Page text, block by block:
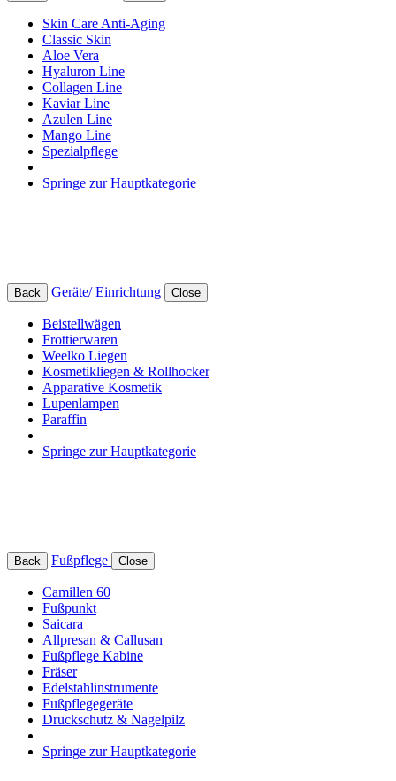
Skin Care Anti-Aging
Classic Skin
Aloe Vera
Hyaluron Line
Collagen Line
Kaviar Line
Azulen Line
Mango Line
Spezialpflege
Springe zur Hauptkategorie
Back Geräte/ Einrichtung Close
Beistellwägen
Frottierwaren
Weelko Liegen
Kosmetikliegen & Rollhocker
Apparative Kosmetik
Lupenlampen
Paraffin
Springe zur Hauptkategorie
Back Fußpflege Close
Camillen 60
Fußpunkt
Saicara
Allpresan & Callusan
Fußpflege Kabine
Fräser
Edelstahlinstrumente
Fußpflegegeräte
Druckschutz & Nagelpilz
Springe zur Hauptkategorie